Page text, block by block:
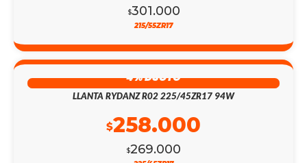
$301.000
215/55ZR17
4% DSCTO
LLANTA RYDANZ R02 225/45ZR17 94W
$269.000
$258.000